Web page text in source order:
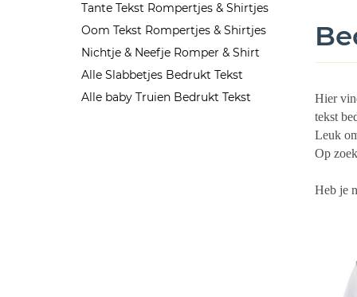
Hier
tekst
Leuk
Op
Heb je
Tante Tekst Rompertjes & Shirtjes
Oom Tekst Rompertjes & Shirtjes
Nichtje & Neefje Romper & Shirt
Alle Slabbetjes Bedrukt Tekst
Alle baby Truien Bedrukt Tekst